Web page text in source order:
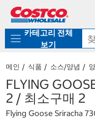
로
기
가
카테고리 전체
보기
메인 식품 소스/양념
FLYING
2 / 최소구매 2
Flying Goose Sriracha